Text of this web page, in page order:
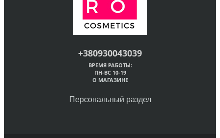
+380930043039
ВРЕМЯ РАБОТЫ:
ПН-ВС 10-19
О МАГАЗИНЕ
Персональный раздел